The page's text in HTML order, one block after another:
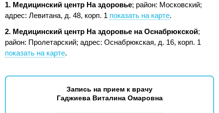
1. Медицинский центр На здоровье; район: Московский;
адрес: Левитана, д. 48, корп. 1 показать на карте.
2. Медицинский центр На здоровье на Оснабрюкской;
район: Пролетарский; адрес: Оснабрюкская, д. 16, корп. 1
показать на карте.
Запись на прием к врачу
Гаджиева Виталина Омаровна